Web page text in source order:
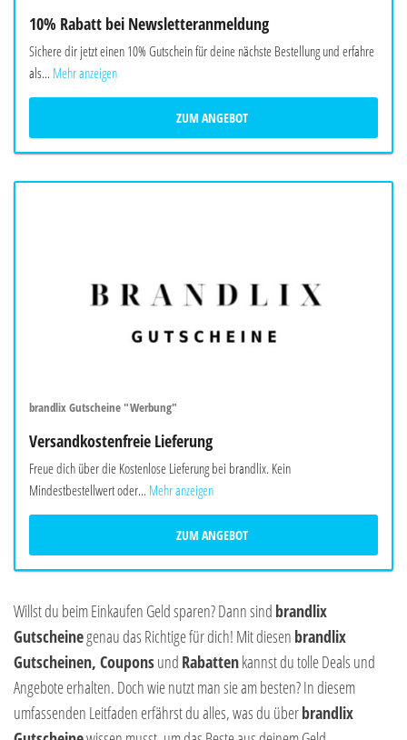
10% Rabatt bei Newsletteranmeldung
Sichere dir jetzt einen 10% Gutschein für deine nächste Bestellung und erfahre
als... Mehr anzeigen
ZUM ANGEBOT
brandlix Gutscheine "Werbung"
Versandkostenfreie Lieferung
Freue dich über die Kostenlose Lieferung bei brandlix. Kein
Mindestbestellwert oder... Mehr anzeigen
ZUM ANGEBOT
Willst du beim Einkaufen Geld sparen? Dann sind brandlix
Gutscheinegenau das Richtige für dich! Mit diesen brandlix
Gutscheinen, Couponsund Rabattenkannst du tolle Deals und
Angebote erhalten. Doch wie nutzt man sie am besten? In diesem
umfassenden Leitfaden erfährst du alles, was du überbrandlix